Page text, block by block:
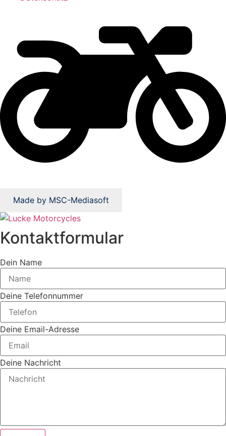
Made by MSC-Mediasoft
Kontaktformular
Dein Name
Deine Telefonnummer
Deine Email-Adresse
Deine Nachricht